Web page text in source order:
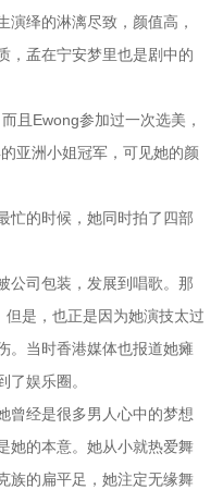
演绎的淋漓尽致，颜值高，
，孟在宁安梦里也是剧中的
且Ewong参加过一次选美，
亚洲小姐冠军，可见她的颜
忙的时候，她同时拍了四部
公司包装，发展到唱歌。那
但是，也正是因为她演技太过
。当时香港媒体也报道她瘫
娱乐圈。
曾经是很多男人心中的梦想
她的本意。她从小就热爱舞
族的扁平足，她注定无缘舞